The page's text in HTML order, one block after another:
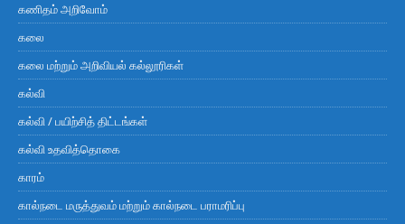
கணிதம் அறிவோம்
கலை
கலை மற்றும் அறிவியல் கல்லூரிகள்
கல்வி
கல்வி / பயிற்சித் திட்டங்கள்
கல்வி உதவித்தொகை
காரம்
கால்நடை மருத்துவம் மற்றும் கால்நடை பராமரிப்பு